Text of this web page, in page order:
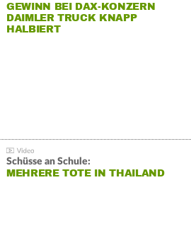
GEWINN BEI DAX-KONZERN
DAIMLER TRUCK KNAPP
HALBIERT
Schüsse an Schule:
MEHRERE TOTE IN THAILAND